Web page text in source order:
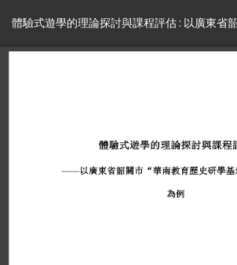
體驗式遊學的理論探討與課程評估 : 以廣東省